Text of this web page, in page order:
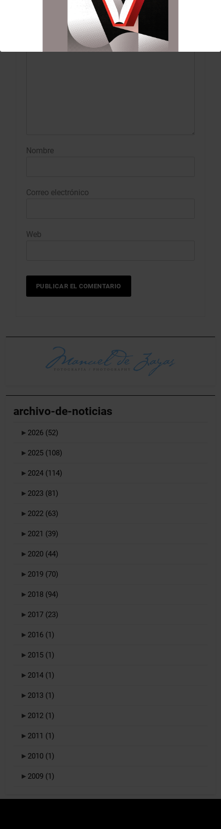
Comentario*
Nombre
Correo electrónico
Web
archivo-de-noticias
► 2026 (52)
► 2025 (108)
► 2024 (114)
► 2023 (81)
► 2022 (63)
► 2021 (39)
► 2020 (44)
► 2019 (70)
► 2018 (94)
► 2017 (23)
► 2016 (1)
► 2015 (1)
► 2014 (1)
► 2013 (1)
► 2012 (1)
► 2011 (1)
► 2010 (1)
► 2009 (1)